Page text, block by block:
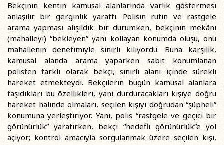
Bekçinin kentin kamusal alanlarında varlık göstermesi
anlaşılır bir gerginlik yarattı. Polisin rutin ve rastgele
arama yapması alışıldık bir durumken, bekçinin mekânı
(mahalleyi) “bekleyen” yani kollayan konumda oluşu, onu
mahallenin denetimiyle sınırlı kılıyordu. Buna karşılık,
kamusal alanda arama yaparken sabit konumlanan
polisten farklı olarak bekçi, sınırlı alanı içinde sürekli
hareket etmekteydi. Bekçilerin bugün kamusal alanlara
taşıdıkları bu özellikleri, yani durduracakları kişiye doğru
hareket halinde olmaları, seçilen kişiyi doğrudan “şüpheli”
konumuna yerleştiriyor. Yani, polis “rastgele ve geçici bir
görünürlük” yaratırken, bekçi “hedefli görünürlük”e yol
açıyor; kontrol amacıyla sorgulanmak üzere seçilen kişi,